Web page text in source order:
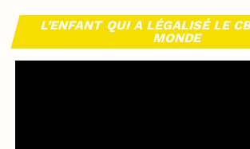
L’ENFANT QUI A LÉGALISÉ LE
MONDE